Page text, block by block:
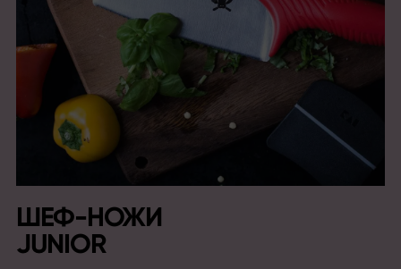
ШЕФ-НОЖИ
JUNIOR